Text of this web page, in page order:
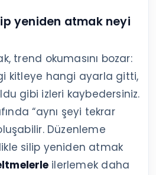
yeniden atmak neyi
trend okumasını bozar:
kitleye hangi ayarla gitti,
gibi izleri kaybedersiniz.
“aynı şeyi tekrar
Düzenleme
silip yeniden atmak
ilerlemek daha